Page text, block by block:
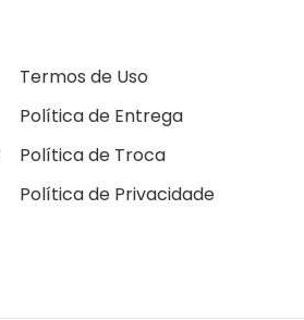
Termos de Uso
Política de Entrega
Política de Troca
Política de Privacidade